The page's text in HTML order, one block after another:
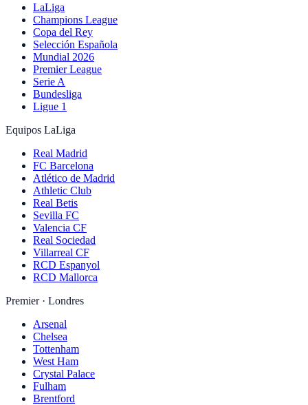
LaLiga
Champions League
Copa del Rey
Selección Española
Mundial 2026
Premier League
Serie A
Bundesliga
Ligue 1
Equipos LaLiga
Real Madrid
FC Barcelona
Atlético de Madrid
Athletic Club
Real Betis
Sevilla FC
Valencia CF
Real Sociedad
Villarreal CF
RCD Espanyol
RCD Mallorca
Premier · Londres
Arsenal
Chelsea
Tottenham
West Ham
Crystal Palace
Fulham
Brentford